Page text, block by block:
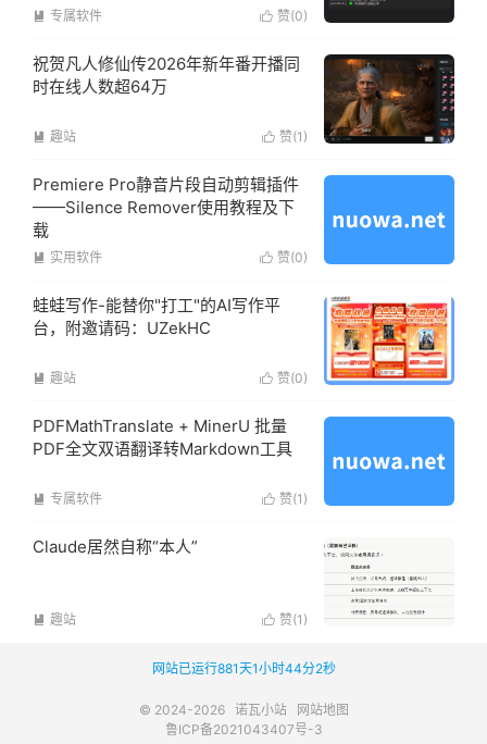
 赞(0)
 专属软件
祝贺凡人修仙传2026年新年番开播同
时在线人数超64万
 赞(1 )
 趣站
Premiere Pro静音片段自动剪辑插件
——Silence Remover使用教程及下
载
 赞(0)
 实用软件
蛙蛙写作-能替你"打工"的AI写作平
台，附邀请码：UZekHC
 赞(0)
 趣站
PDFMathTranslate + MinerU 批量
PDF全文双语翻译转Markdown工具
 赞(1 )
 专属软件
Claude居然自称“本人”
 赞(1 )
 趣站
网站已运行881天1小时44分3秒
© 2024-2026 诺瓦小站
网站地图
鲁ICP备2021043407号-3